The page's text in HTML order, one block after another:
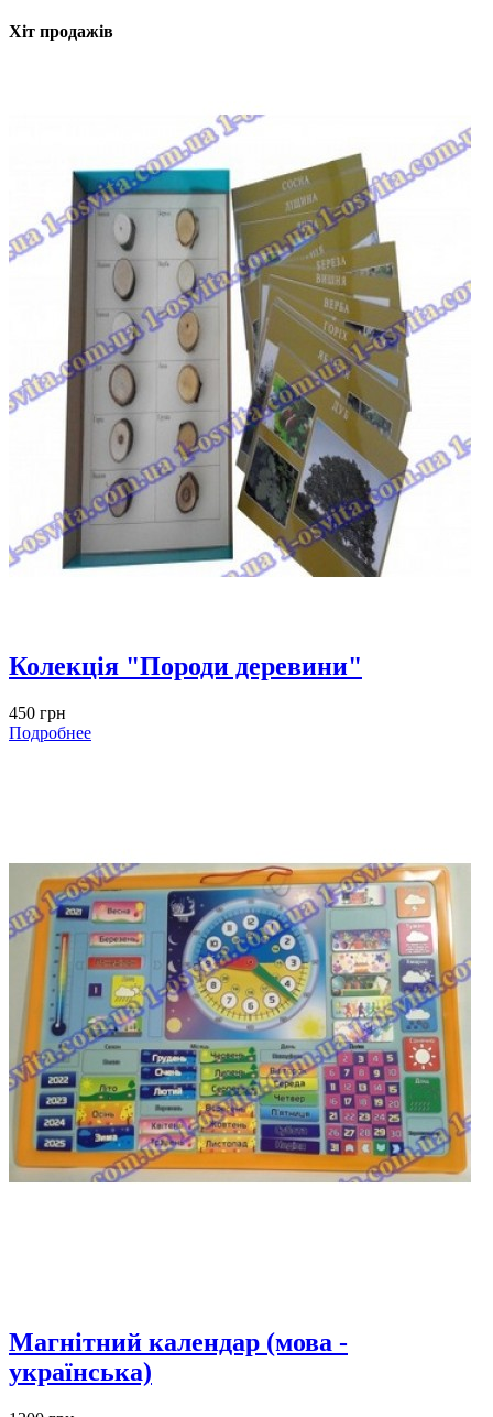
Хіт продажів
Колекція "Породи деревини"
450 грн
Подробнее
Магнітний календар (мова -
українська)